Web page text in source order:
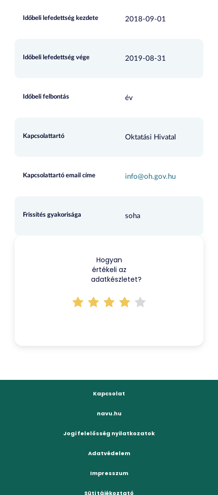
Időbeli lefedettség kezdete 2018-09-01
Időbeli lefedettség vége 2019-08-31
Időbeli felbontás év
Kapcsolattartó Oktatási Hivatal
Kapcsolattartó email címe info@oh.gov.hu
Frissítés gyakorisága soha
Hogyan
értékeli az
adatkészletet?
Kapcsolat
navu.hu
Jogi felelősség nyilatkozatok
Adatvédelem
Impresszum
Süti tájékoztató